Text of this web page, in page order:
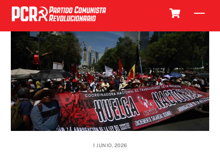
Skip
content
1 JUNIO, 2026